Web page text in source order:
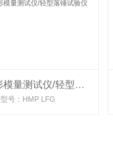
动态变形模量测试仪/轻型落锤试验仪
型号：HMP LFG